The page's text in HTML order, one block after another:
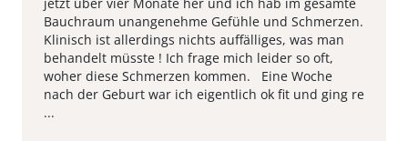
Bauchraum unangenehme Gefühle und Schmerzen.
Klinisch ist allerdings nichts auffälliges, was man
behandelt müsste ! Ich frage mich leider so oft,
woher diese Schmerzen kommen. Eine Woche
nach der Geburt war ich eigentlich ok fit und ging re
...